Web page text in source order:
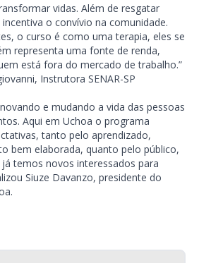
vidas. Além de resgatar
o convívio na comunidade.
o curso é como uma terapia, eles se
representa uma fonte de renda,
está fora do mercado de trabalho.”
Instrutora SENAR-SP
e mudando a vida das pessoas
Aqui em Uchoa o programa
tanto pelo aprendizado,
bem elaborada, quanto pelo público,
temos novos interessados para
Siuze Davanzo, presidente do